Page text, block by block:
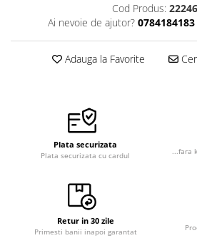
Cod Produs: 22246
Ai nevoie de ajutor? 0784184183
Adauga la Favorite
Plata securizata
Plata securizata cu cardul
Retur in 30 zile
Primesti banii inapoi garantat